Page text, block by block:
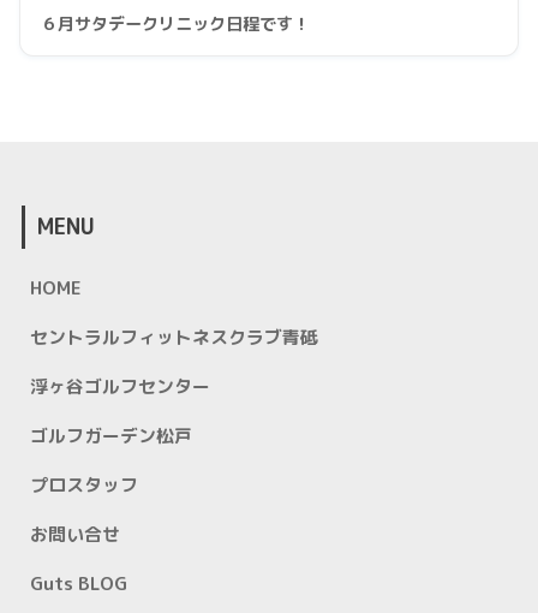
６月サタデークリニック日程です！
MENU
HOME
セントラルフィットネスクラブ青砥
浮ヶ谷ゴルフセンター
ゴルフガーデン松戸
プロスタッフ
お問い合せ
Guts BLOG